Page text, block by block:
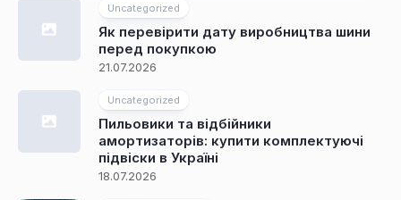
Uncategorized
Як перевірити дату виробництва шини
перед покупкою
21.07.2026
Uncategorized
Пильовики та відбійники
амортизаторів: купити комплектуючі
підвіски в Україні
18.07.2026